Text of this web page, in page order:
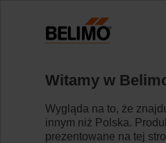
BAT72Witamy w
Wygląda na to, że
innym niż Polska.
prezentowane na tej